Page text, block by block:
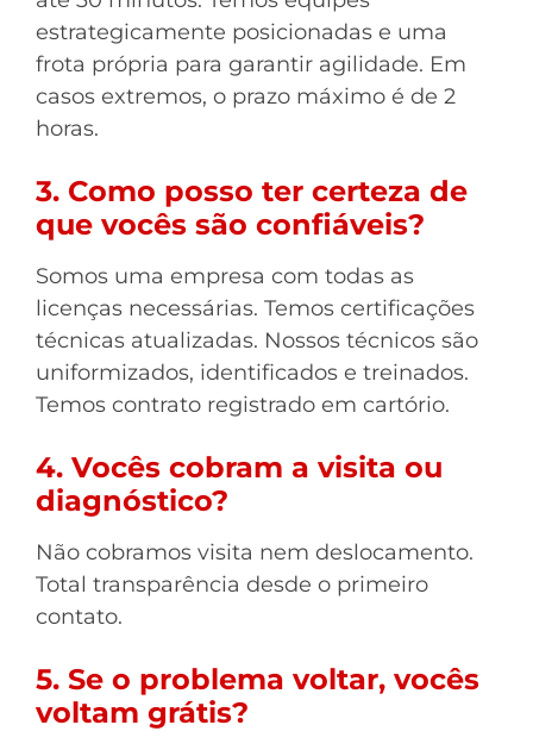
estrategicamente posicionadas e uma
frota própria para garantir agilidade. Em
casos extremos, o prazo máximo é de 2
horas.
3. Como posso ter certeza de
que vocês são confiáveis?
Somos uma empresa com todas as
licenças necessárias. Temos certificações
técnicas atualizadas. Nossos técnicos são
uniformizados, identificados e treinados.
Temos contrato registrado em cartório.
4. Vocês cobram a visita ou
diagnóstico?
Não cobramos visita nem deslocamento.
Total transparência desde o primeiro
contato.
5. Se o problema voltar, vocês
voltam grátis?